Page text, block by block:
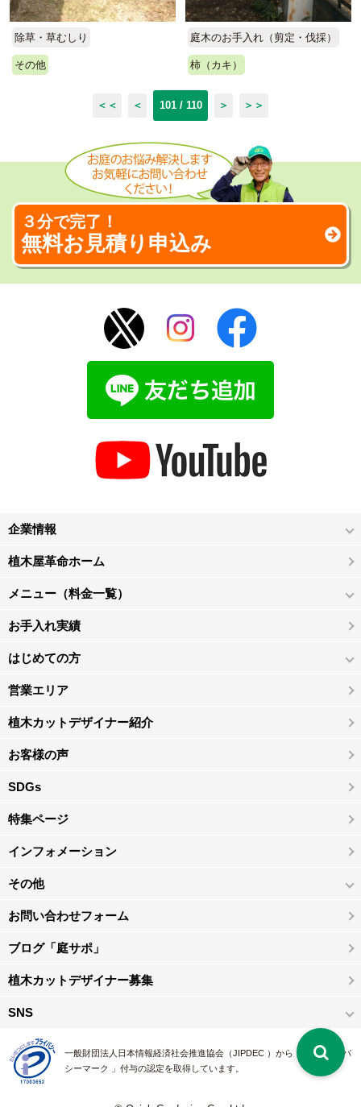
除草・草むしり
その他
庭木のお手入れ（剪定・伐採）
柿（カキ）
＜＜ ＜ 101 / 110 ＞ ＞＞
３分で完了！
無料お見積り申込み
企業情報
植木屋革命ホーム
メニュー（料金一覧）
お手入れ実績
はじめての方
営業エリア
植木カットデザイナー紹介
お客様の声
SDGs
特集ページ
インフォメーション
その他
お問い合わせフォーム
ブログ「庭サポ」
植木カットデザイナー募集
SNS
一般財団法人日本情報経済社会推進協会（JIPDEC ）から 、「 プライバ
シーマーク 」付与の認定を取得しています。